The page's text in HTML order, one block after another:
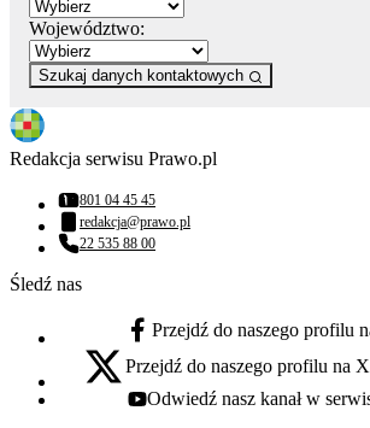
Województwo:
Szukaj danych kontaktowych
Redakcja serwisu Prawo.pl
Numer telefonu:
801 04 45 45
Adres email:
redakcja@prawo.pl
Numer telefonu:
22 535 88 00
Śledź nas
facebook - otwiera się w nowej karcie
Przejdź do naszego profilu
x - otwiera się w nowej karcie
Przejdź do naszego profilu na
youtube - otwiera się w nowej karcie
Odwiedź nasz kanał w